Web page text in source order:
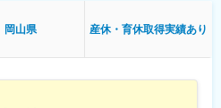
力を発揮できるよう働きやすい環境作
能な環境・福利厚生が整っています。
ベルの業界知識とマーケット感をアッ
岡山県 産休・育休取得実績あり